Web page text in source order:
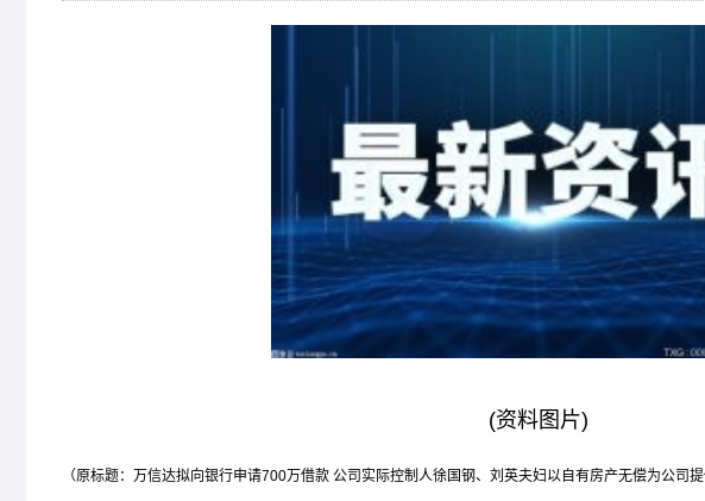
(资料图片)
（原标题：万信达拟向银行申请700万借款 公司实际控制人徐国钢、刘英夫妇以自有房产无偿为公司提